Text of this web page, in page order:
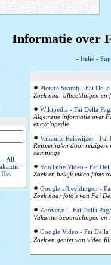
Informatie over
- Italië-
-All
-
Het
Picture Search - Fai Della
Zoek naar afbeeldingen en
Wikipedia - Fai Della
Algemene informatie over
encyclopedie.
Vakantie Reiswijzer - Fai
Reisverhalen door reizigers
campings
YouTube Video - Fai
Zoek en bekijk video films
Google afbeeldingen -
Zoek naar foto's van Fai
Zoover.nl - Fai Della
Vakantie beoordelingen en
Google Video - Fai Della
Zoek en geniet van video